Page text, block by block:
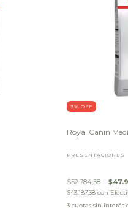
9% OFF
Royal Canin
PRESENTACIONES
$52.784,58
$43.187,38 con
3 cuotas sin interés